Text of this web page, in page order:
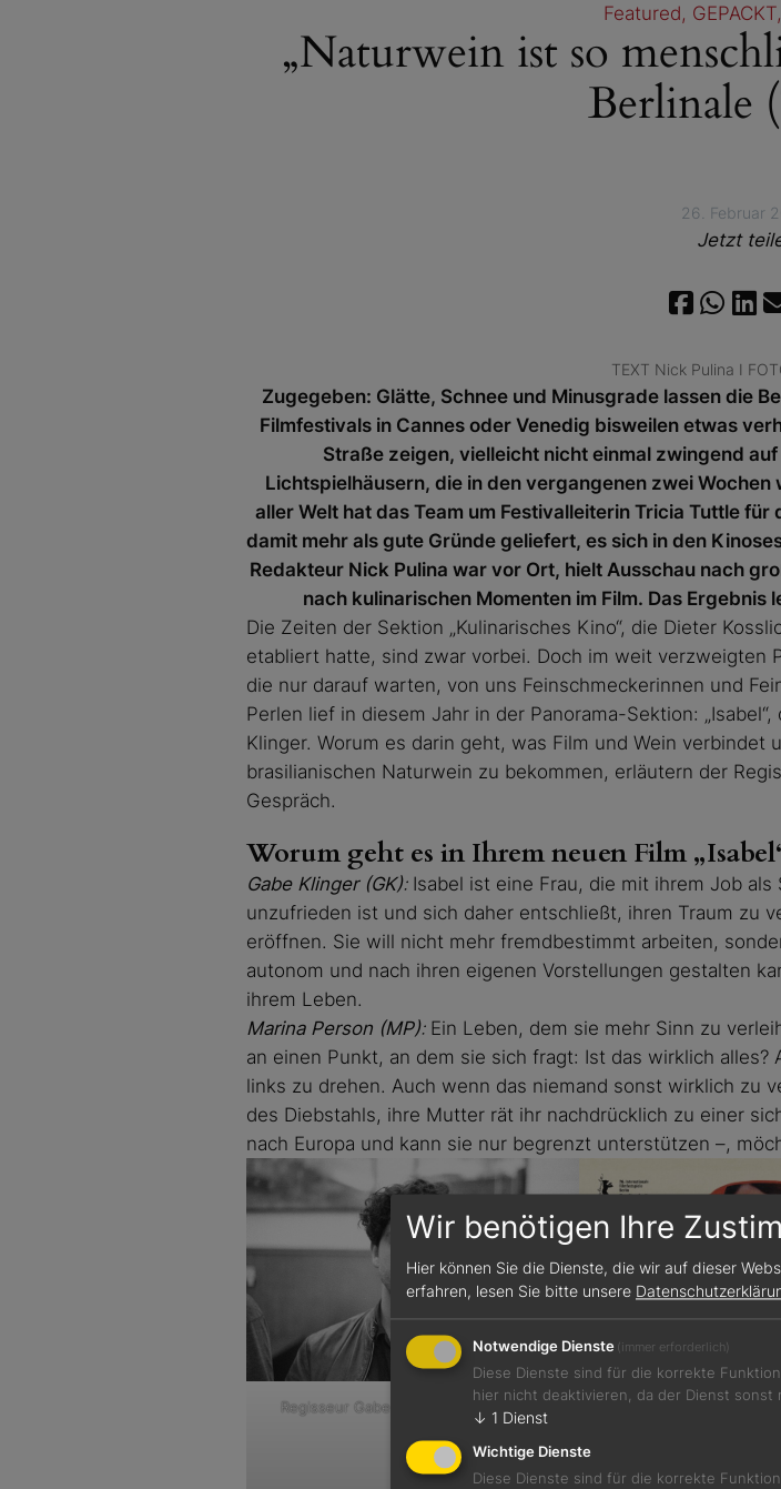
Featured, GEPACKT,
„Naturwein ist so
Berlinale
26. Februar
Jetzt
TEXT Nick Pulina I
Zugegeben: Glätte, Schnee und Minusgrade lassen die
Filmfestivals in Cannes oder Venedig bisweilen etwas
Straße zeigen, vielleicht nicht einmal zwingend
Lichtspielhäusern, die in den vergangenen zwei
aller Welt hat das Team um Festivalleiterin Tricia Tuttle
damit mehr als gute Gründe geliefert, es sich in den
Redakteur Nick Pulina war vor Ort, hielt Ausschau nach
nach kulinarischen Momenten im Film. Das Ergebnis
Die Zeiten der Sektion „Kulinarisches Kino“, die Dieter
etabliert hatte, sind zwar vorbei. Doch im weit verzweigten
die nur darauf warten, von uns Feinschmeckerinnen und
Perlen lief in diesem Jahr in der Panorama-Sektion:
Klinger. Worum es darin geht, was Film und Wein
brasilianischen Naturwein zu bekommen, erläutern der
Gespräch.
Worum geht es in Ihrem neuen Film
Gabe Klinger (GK):Isabel ist eine Frau, die mit ihrem Job
unzufrieden ist und sich daher entschließt, ihren Traum zu
eröffnen. Sie will nicht mehr fremdbestimmt arbeiten,
autonom und nach ihren eigenen Vorstellungen gestalten
ihrem Leben.
Marina Person (MP):Ein Leben, dem sie mehr Sinn zu
an einen Punkt, an dem sie sich fragt: Ist das wirklich
links zu drehen. Auch wenn das niemand sonst wirklich zu
des Diebstahls, ihre Mutter rät ihr nachdrücklich zu einer
nach Europa und kann sie nur begrenzt unterstützen –,
Regisseur Gabe Klinger © Isabel Filme
Wir benötigen Ihre
Hier können Sie die Dienste, die wir auf dieser
erfahren, lesen Sie bitte unsere
Notwendige Dienste (immer erforderlich)
Diese Dienste sind für die korrekte
hier nicht deaktivieren, da der Dienst
↓ 1 Dienst
Wichtige Dienste
Diese Dienste sind für die korrekte